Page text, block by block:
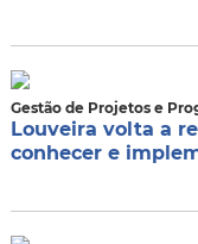
Gestão de Projetos e
Louveira volta a
conhecer e